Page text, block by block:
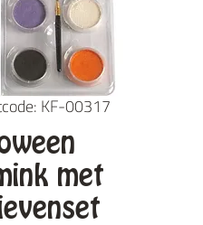
KF-00317
met